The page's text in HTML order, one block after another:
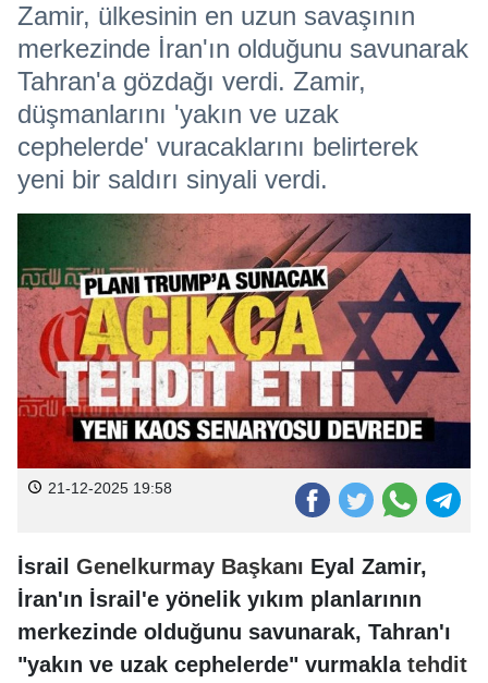
Zamir, ülkesinin en uzun savaşının
merkezinde İran'ın olduğunu savunarak
Tahran'a gözdağı verdi. Zamir,
düşmanlarını 'yakın ve uzak
cephelerde' vuracaklarını belirterek
yeni bir saldırı sinyali verdi.
21-12-2025 19:58
İsrail Genelkurmay Başkanı Eyal Zamir,
İran'ın İsrail'e yönelik yıkım planlarının
merkezinde olduğunu savunarak, Tahran'ı
"yakın ve uzak cephelerde" vurmakla tehdit